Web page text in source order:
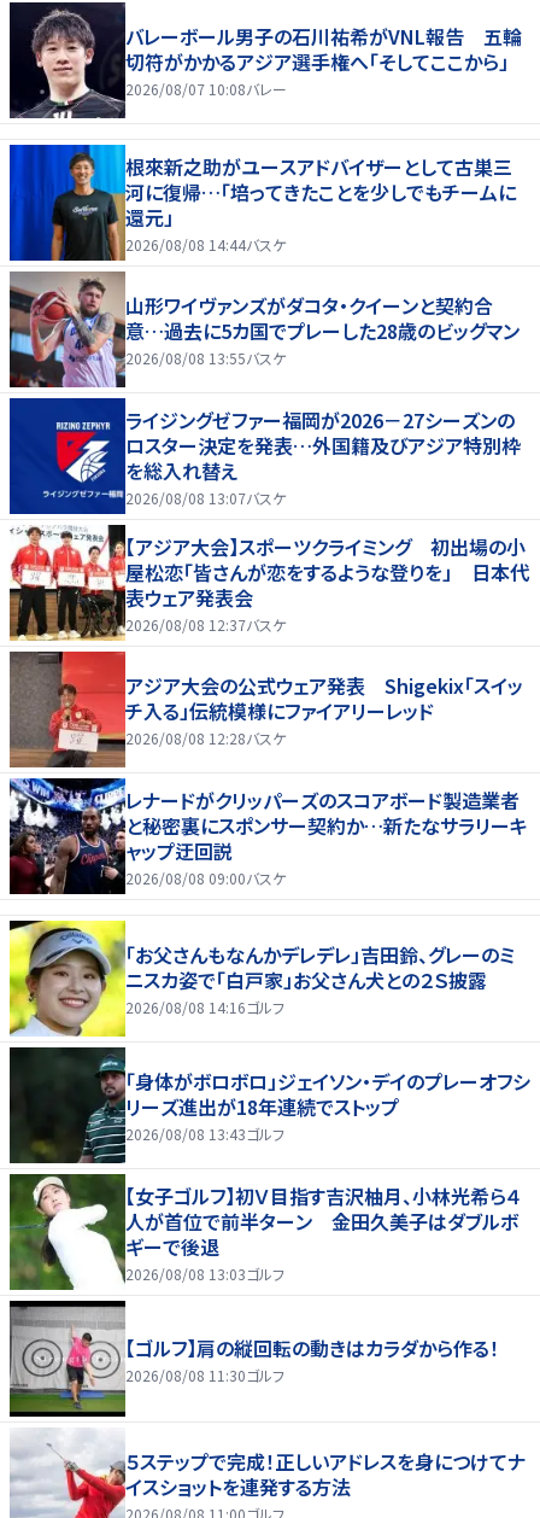
バレーボール男子の石川祐希がVNL報告 五輪
切符がかかるアジア選手権へ「そしてここから」
2026/08/07 10:08バレー
根來新之助がユースアドバイザーとして古巣三
河に復帰…「培ってきたことを少しでもチームに
還元」
2026/08/08 14:44バスケ
山形ワイヴァンズがダコタ・クイーンと契約合
意…過去に5カ国でプレーした28歳のビッグマン
2026/08/08 13:55バスケ
ライジングゼファー福岡が2026－27シーズンの
ロスター決定を発表…外国籍及びアジア特別枠
を総入れ替え
2026/08/08 13:07バスケ
【アジア大会】スポーツクライミング 初出場の小
屋松恋「皆さんが恋をするような登りを」 日本代
表ウェア発表会
2026/08/08 12:37バスケ
アジア大会の公式ウェア発表 Shigekix「スイッ
チ入る」伝統模様にファイアリーレッド
2026/08/08 12:28バスケ
レナードがクリッパーズのスコアボード製造業者
と秘密裏にスポンサー契約か‬…新たなサラリーキ
ャップ迂回説
2026/08/08 09:00バスケ
「お父さんもなんかデレデレ」吉田鈴、グレーのミ
ニスカ姿で「白戸家」お父さん犬との２Ｓ披露
2026/08/08 14:16ゴルフ
「身体がボロボロ」ジェイソン・デイのプレーオフシ
リーズ進出が18年連続でストップ
2026/08/08 13:43ゴルフ
【女子ゴルフ】初Ｖ目指す吉沢柚月、小林光希ら４
人が首位で前半ターン 金田久美子はダブルボ
ギーで後退
2026/08/08 13:03ゴルフ
【ゴルフ】肩の縦回転の動きはカラダから作る！
2026/08/08 11:30ゴルフ
５ステップで完成！正しいアドレスを身につけてナ
イスショットを連発する方法
2026/08/08 11:00ゴルフ